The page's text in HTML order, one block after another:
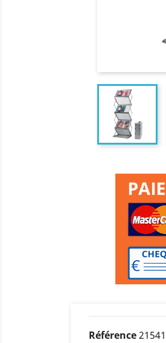
Référence